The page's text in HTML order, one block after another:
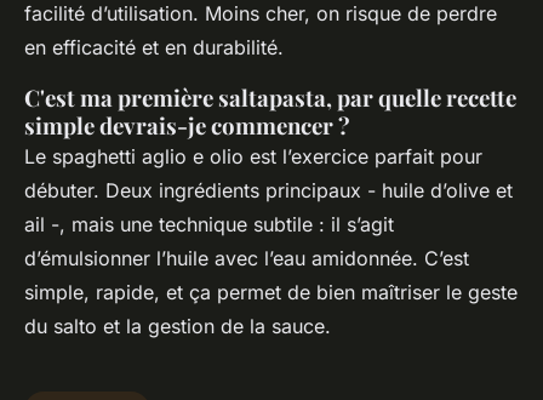
facilité d’utilisation. Moins cher, on risque de perdre
en efficacité et en durabilité.
C'est ma première saltapasta, par quelle recette
simple devrais-je commencer ?
Le spaghetti aglio e olio est l’exercice parfait pour
débuter. Deux ingrédients principaux - huile d’olive et
ail -, mais une technique subtile : il s’agit
d’émulsionner l’huile avec l’eau amidonnée. C’est
simple, rapide, et ça permet de bien maîtriser le geste
du salto et la gestion de la sauce.